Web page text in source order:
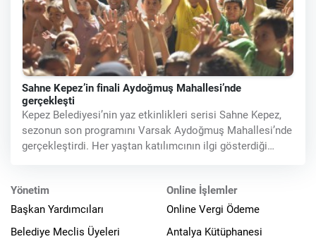
Sahne Kepez’in finali Aydoğmuş Mahallesi’nde
gerçekleşti
Kepez Belediyesi’nin yaz etkinlikleri serisi Sahne Kepez,
sezonun son programını Varsak Aydoğmuş Mahallesi’nde
gerçekleştirdi. Her yaştan katılımcının ilgi gösterdiği
Yönetim
Başkan Yardımcıları
Belediye Meclis Üyeleri
Online İşlemler
Online Vergi Ödeme
Antalya Kütüphanesi